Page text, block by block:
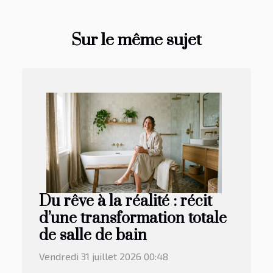
Sur le même sujet
Du rêve à la réalité : récit
d’une transformation totale
de salle de bain
Vendredi 31 juillet 2026 00:48